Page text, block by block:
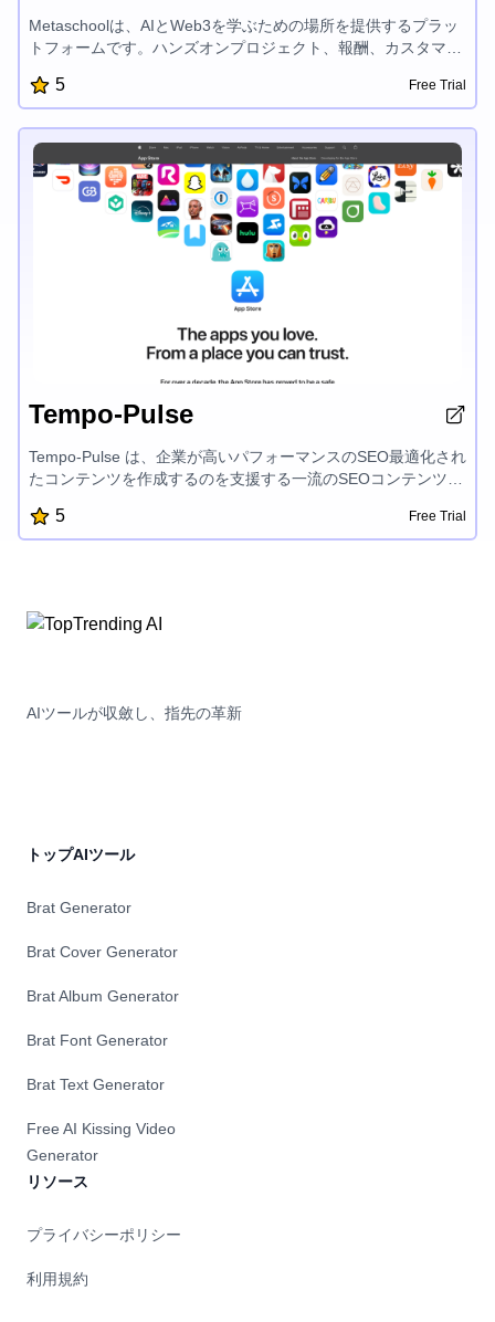
Metaschoolは、AIとWeb3を学ぶための場所を提供するプラッ
トフォームです。ハンズオンプロジェクト、報酬、カスタマイ
し、OpenAI、Aptos、Sui、Fuelなどの最先端技術での開発者
の成功を支援しています。建設を楽しく簡単にすることに焦点
ン開発の興奮の世界でsuccessful製品を作成し、その可能性を
最大限に引き出すことを後押ししています。
5 Free Trial
Tempo-Pulse
Tempo-Pulse は、企業が高いパフォーマンスのSEO最適化され
たコンテンツを作成するのを支援する一流のSEOコンテンツ制
り、ユーザーは魅力的な概要、説明、記事を簡単に生成できま
す。そしてそれらは検索エンジンでランク付けされ、オーディ
5 Free Trial
AIツールが収斂し、指先の革新
トップAIツール
Brat Generator
Brat Cover Generator
Brat Album Generator
Brat Font Generator
Brat Text Generator
Free AI Kissing Video
Generator
リソース
プライバシーポリシー
利用規約